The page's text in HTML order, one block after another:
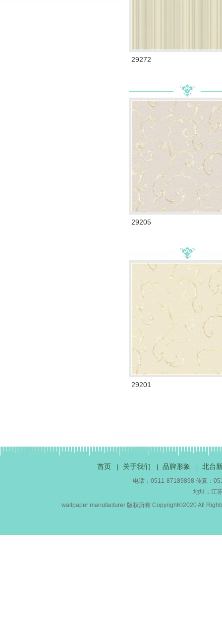
29272
29205
29201
首页 关于我们 品牌形象 北台
电话：0511-87189898 传真：
地址：江
wallpaper manufacturer 版权所有 Copyright©2020 All